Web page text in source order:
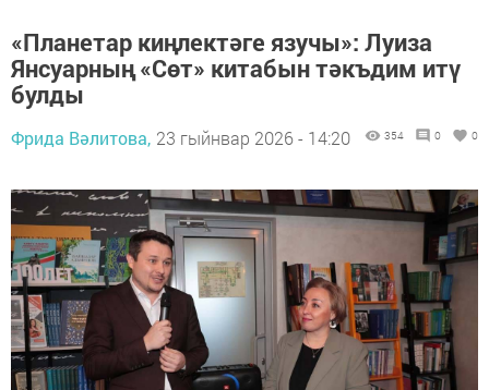
«Планетар киңлектәге язучы»: Луиза
Янсуарның «Сөт» китабын тәкъдим итү
булды
Фрида Вәлитова, 23 гыйнвар 2026 - 14:20 354 0 0